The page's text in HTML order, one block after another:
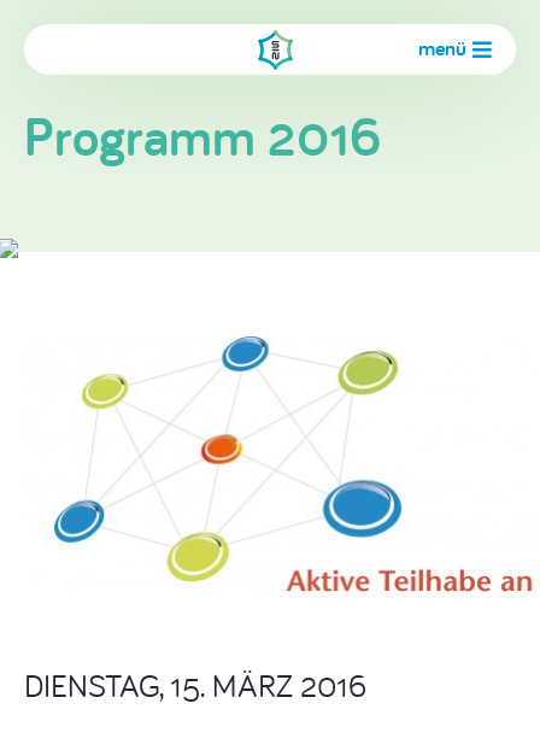
menü
Programm 2016
DIENSTAG, 15. MÄRZ 2016